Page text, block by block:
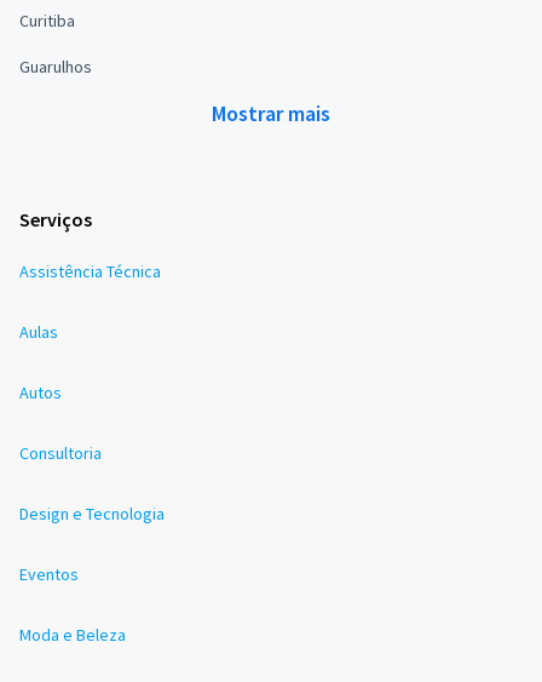
Curitiba
Guarulhos
Mostrar mais
Serviços
Assistência Técnica
Aulas
Autos
Consultoria
Design e Tecnologia
Eventos
Moda e Beleza